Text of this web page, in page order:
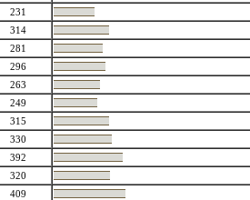
231
314
281
296
263
249
315
330
392
320
409